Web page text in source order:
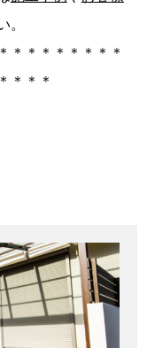
。
＊＊＊＊＊＊＊＊
＊＊＊